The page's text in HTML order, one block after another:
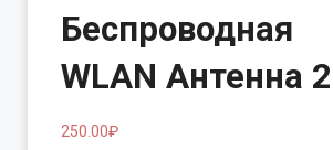
Беспроводная
WLAN Антенна 2
250.00₽